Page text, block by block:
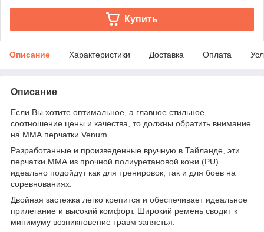
Купить
Описание Характеристики Доставка Оплата
Описание
Если Вы хотите оптимальное, а главное стильное
соотношение цены и качества, то должны обратить внимание
на ММА перчатки Venum
Разработанные и произведенные вручную в Тайланде, эти
перчатки ММА из прочной полиуретановой кожи (PU)
идеально подойдут как для тренировок, так и для боев на
соревнованиях.
Двойная застежка легко крепится и обеспечивает идеальное
прилегание и высокий комфорт. Широкий ремень сводит к
минимуму возникновение травм запястья.